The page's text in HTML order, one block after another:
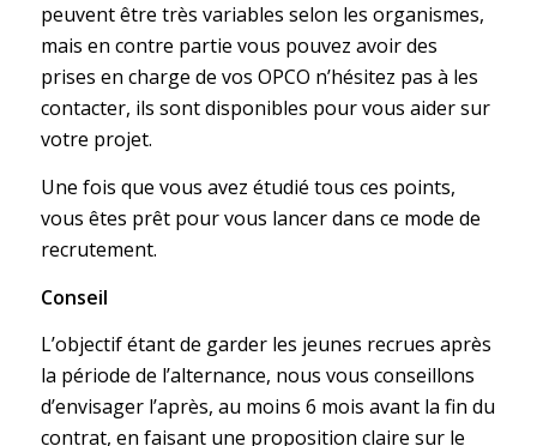
peuvent être très variables selon les organismes,
mais en contre partie vous pouvez avoir des
prises en charge de vos OPCO n’hésitez pas à les
contacter, ils sont disponibles pour vous aider sur
votre projet.
Une fois que vous avez étudié tous ces points,
vous êtes prêt pour vous lancer dans ce mode de
recrutement.
Conseil
L’objectif étant de garder les jeunes recrues après
la période de l’alternance, nous vous conseillons
d’envisager l’après, au moins 6 mois avant la fin du
contrat, en faisant une proposition claire sur le